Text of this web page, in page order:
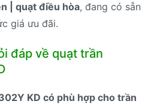
| quạt điều hòa, đang có sẵn
giá ưu đãi.
đáp về quạt trần
KD có phù hợp cho trần